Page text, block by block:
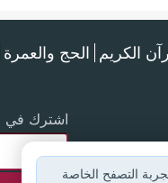
الكريم الحج والعمرة
اشترك في
التصفح الخاصة